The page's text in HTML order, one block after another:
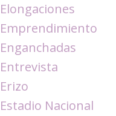
Elongaciones
Emprendimiento
Enganchadas
Entrevista
Erizo
Estadio Nacional